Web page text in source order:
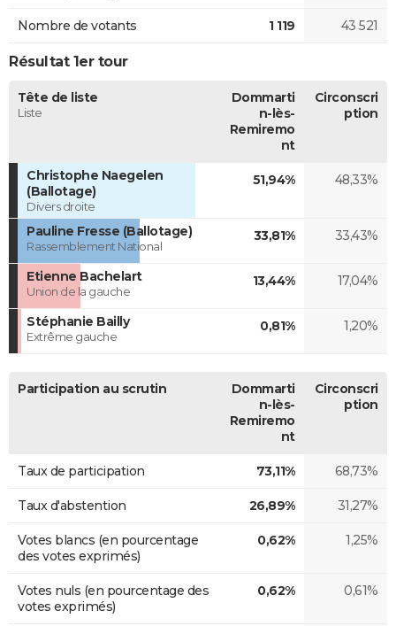
Nombre de votants 1 119 43 521
Résultat 1er tour
Tête de liste
Liste
Dommarti
n-lès-
Remiremo
nt
Circonscri
ption
Christophe Naegelen
(Ballotage)
Divers droite
51,94% 48,33%
Pauline Fresse (Ballotage)
Rassemblement National
33,81% 33,43%
Etienne Bachelart
Union de la gauche
13,44% 17,04%
Stéphanie Bailly
Extrême gauche
0,81% 1,20%
Participation au scrutin
Dommarti
n-lès-
Remiremo
nt
Circonscri
ption
Taux de participation 73,11% 68,73%
Taux d'abstention 26,89% 31,27%
Votes blancs (en pourcentage
des votes exprimés)
0,62% 1,25%
Votes nuls (en pourcentage des
votes exprimés)
0,62% 0,61%